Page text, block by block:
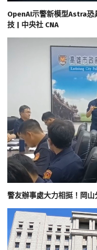
OpenAI示警新模型Astra
技 | 中央社 CNA
警友辦事處大力相挺！岡